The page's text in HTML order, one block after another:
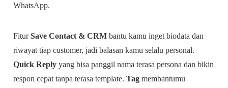
WhatsApp.
FiturSave Contact & CRM bantu kamu inget biodata dan
riwayat tiap customer, jadi balasan kamu selalu personal.
Quick Reply yang bisa panggil nama terasa persona dan bikin
respon cepat tanpa terasa template.Tag membantumu